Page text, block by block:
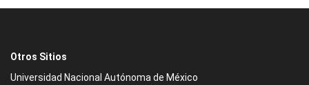
Otros Sitios
Universidad Nacional Autónoma de México